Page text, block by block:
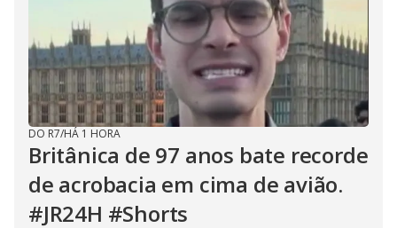
DO R7/HÁ 1 HORA
Britânica de 97 anos bate recorde
de acrobacia em cima de avião.
#JR24H #Shorts